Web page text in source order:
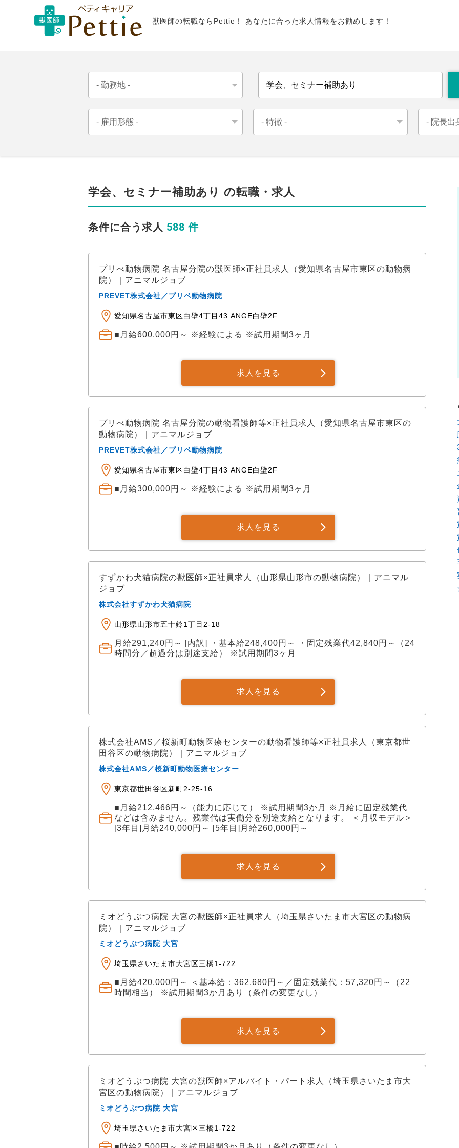
獣医師の転職ならPettie！ あなたに合った求人情報をお勧めします！
学会、セミナー補助あり の転職・求人
条件に合う求人 588 件
プリべ動物病院 名古屋分院の獣医師×正社員求人（愛知県名古屋市東区の動物病
院）｜アニマルジョブ
PREVET株式会社／プリベ動物病院
愛知県名古屋市東区白壁4丁目43 ANGE白壁2F
■月給600,000円～ ※経験による ※試用期間3ヶ月
求人を見る
プリべ動物病院 名古屋分院の動物看護師等×正社員求人（愛知県名古屋市東区の
動物病院）｜アニマルジョブ
PREVET株式会社／プリベ動物病院
愛知県名古屋市東区白壁4丁目43 ANGE白壁2F
■月給300,000円～ ※経験による ※試用期間3ヶ月
求人を見る
すずかわ犬猫病院の獣医師×正社員求人（山形県山形市の動物病院）｜アニマル
ジョブ
株式会社すずかわ犬猫病院
山形県山形市五十鈴1丁目2-18
月給291,240円～ [内訳] ・基本給248,400円～ ・固定残業代42,840円～（24
時間分／超過分は別途支給） ※試用期間3ヶ月
求人を見る
株式会社AMS／桜新町動物医療センターの動物看護師等×正社員求人（東京都世
田谷区の動物病院）｜アニマルジョブ
株式会社AMS／桜新町動物医療センター
東京都世田谷区新町2-25-16
■月給212,466円～（能力に応じて） ※試用期間3か月 ※月給に固定残業代
などは含みません。残業代は実働分を別途支給となります。 ＜月収モデル＞
[3年目]月給240,000円～ [5年目]月給260,000円～
求人を見る
ミオどうぶつ病院 大宮の獣医師×正社員求人（埼玉県さいたま市大宮区の動物病
院）｜アニマルジョブ
ミオどうぶつ病院 大宮
埼玉県さいたま市大宮区三橋1-722
■月給420,000円～ ＜基本給：362,680円～／固定残業代：57,320円～（22
時間相当） ※試用期間3か月あり（条件の変更なし）
求人を見る
ミオどうぶつ病院 大宮の獣医師×アルバイト・パート求人（埼玉県さいたま市大
宮区の動物病院）｜アニマルジョブ
ミオどうぶつ病院 大宮
埼玉県さいたま市大宮区三橋1-722